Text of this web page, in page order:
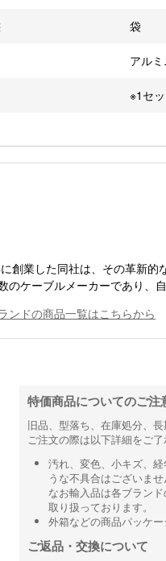
袋
アル
※1セ
創業した同社は、その革新的
のケーブルメーカーであり、
ンドの商品一覧はこちらから
特価商品についてのご注
旧品、型落ち、在庫処分、
ご注文の際は以下詳細をご
汚れ、変色、小キズ、
うな不具合はございませ
なお輸入品は各ブラン
取り扱っております。
外箱などの商品パッケ
ご返品・交換について